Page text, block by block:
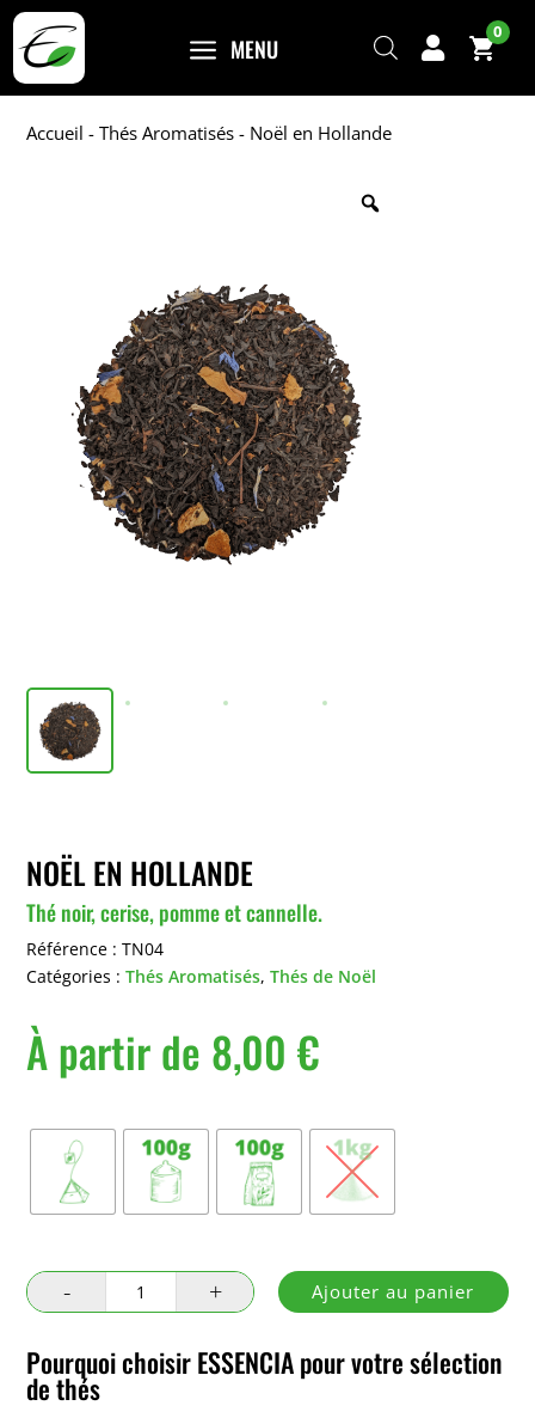
a MENU 
0
Accueil -Thés Aromatisés - Noël en Hollande
NOËL EN HOLLANDE
Thé noir, cerise, pomme et cannelle.
Référence :TN04
Catégories :Thés Aromatisés,Thés de Noël
À partir de 8,00€
quantité
de
en
Ajouter au panier
Pourquoi choisir ESSENCIA pour votre sélection
de thés